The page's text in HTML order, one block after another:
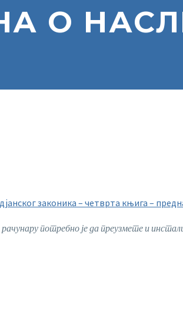
О
законика – четврта књига –
потребно је да преузмете и